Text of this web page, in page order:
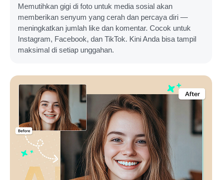
Memutihkan gigi di foto untuk media sosial akan
memberikan senyum yang cerah dan percaya diri —
meningkatkan jumlah like dan komentar. Cocok untuk
Instagram, Facebook, dan TikTok. Kini Anda bisa tampil
maksimal di setiap unggahan.